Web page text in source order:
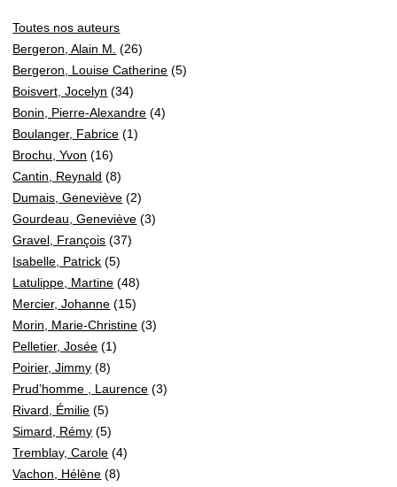
Toutes nos auteurs
Bergeron, Alain M. (26)
Bergeron, Louise Catherine (5)
Boisvert, Jocelyn (34)
Bonin, Pierre-Alexandre (4)
Boulanger, Fabrice (1)
Brochu, Yvon (16)
Cantin, Reynald (8)
Dumais, Geneviève (2)
Gourdeau, Geneviève (3)
Gravel, François (37)
Isabelle, Patrick (5)
Latulippe, Martine (48)
Mercier, Johanne (15)
Morin, Marie-Christine (3)
Pelletier, Josée (1)
Poirier, Jimmy (8)
Prud’homme , Laurence (3)
Rivard, Émilie (5)
Simard, Rémy (5)
Tremblay, Carole (4)
Vachon, Hélène (8)